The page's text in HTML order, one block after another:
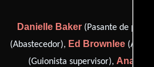
Danielle Baker(Pasante de
(Abastecedor), Ed Brownlee
(Guionista supervisor),